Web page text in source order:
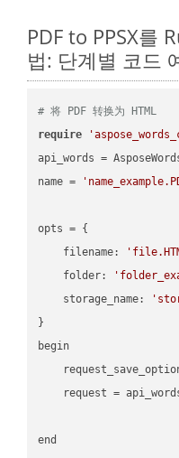
PDF to PPSX를
법: 단계별 코드
# 将 PDF 转换为 HTML
require
api_words =
name =
opts = {
    filename:
    folder:
    storage_name:
}
begin
request =
end